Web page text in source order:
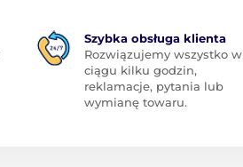
Szybka obsługa klienta
Rozwiązujemy wszystko w
ciągu kilku godzin,
reklamacje, pytania lub
wymianę towaru.